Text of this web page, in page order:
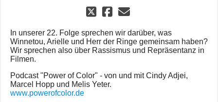
In unserer 22. Folge sprechen wir darüber, was
Winnetou, Arielle und Herr der Ringe gemeinsam haben?
Wir sprechen also über Rassismus und Repräsentanz in
Filmen.
Podcast "Power of Color" - von und mit Cindy Adjei,
Marcel Hopp und Melis Yeter.
www.powerofcolor.de